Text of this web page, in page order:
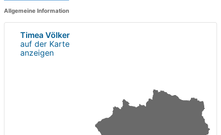
Allgemeine Information
Timea Völker
auf der Karte
anzeigen